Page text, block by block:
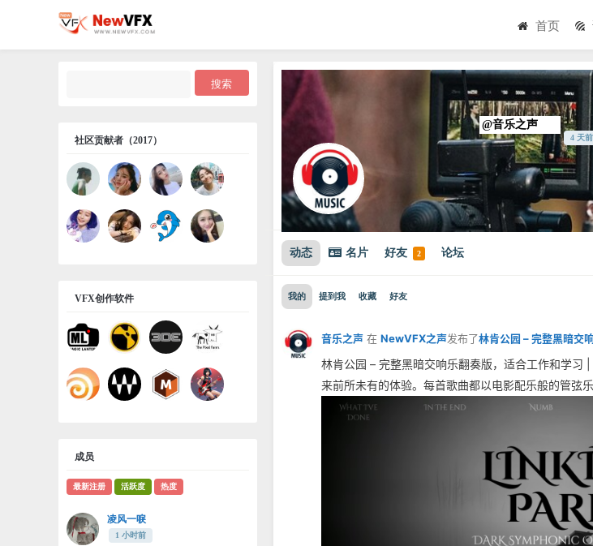
首页
@音乐之声
4 天前
动态 名片 好友 2 论坛
我的 提到我 收藏 好友
音乐之声 在 NewVFX之声发布了林肯公园 – 完整黑暗交
林肯公园 – 完整黑暗交响乐翻奏版，适合工作和学习
来前所未有的体验。每首歌曲都以电影配乐般的管弦
社区贡献者（2017）
VFX创作软件
成员
最新注册 活跃度 热度
凌风一唳
1 小时前